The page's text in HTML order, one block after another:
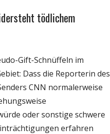
tödlichem
Gift-Schnüffeln im
Dass die Reporterin des
CNN normalerweise
oder sonstige schwere
erfahren